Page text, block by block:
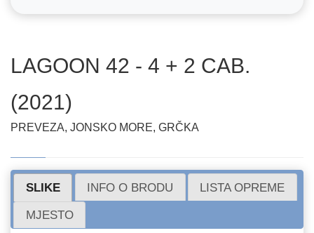
LAGOON 42 - 4 + 2 CAB.
(2021)
PREVEZA, JONSKO MORE, GRČKA
SLIKE INFO O BRODU LISTA OPREME
MJESTO